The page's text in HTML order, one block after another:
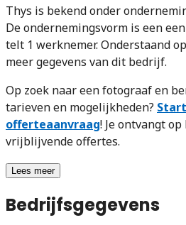
Thys is bekend onder
De ondernemingsvorm is een
telt 1 werknemer. Onderstaand
meer gegevens van dit bedrijf.
Op zoek naar een fotograaf en
tarieven en mogelijkheden?
offerteaanvraag! Je ontvangt
vrijblijvende offertes.
Lees meer
Bedrijfsgegevens